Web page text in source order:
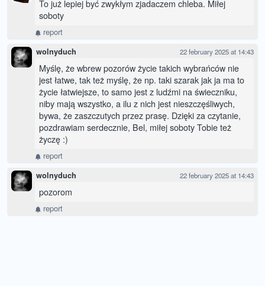
To już lepiej być zwykłym zjadaczem chleba. Miłej
soboty
report
wolnyduch 22 february 2025 at 14:43
Myślę, że wbrew pozorów życie takich wybrańców nie
jest łatwe, tak też myślę, że np. taki szarak jak ja ma to
życie łatwiejsze, to samo jest z ludźmi na świeczniku,
niby mają wszystko, a ilu z nich jest nieszczęśliwych,
bywa, że zaszczutych przez prasę. Dzięki za czytanie,
pozdrawiam serdecznie, Bel, miłej soboty Tobie też
życzę :)
report
wolnyduch 22 february 2025 at 14:43
pozorom
report